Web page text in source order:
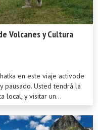
Volcanes y Cultura
en este viaje activode
pausado. Usted tendrá la
local, y visitar un...